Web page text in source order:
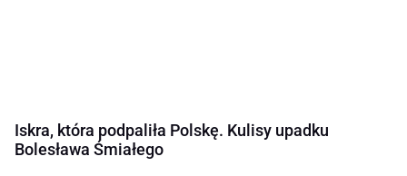
Iskra, która podpaliła Polskę. Kulisy upadku
Bolesława Śmiałego